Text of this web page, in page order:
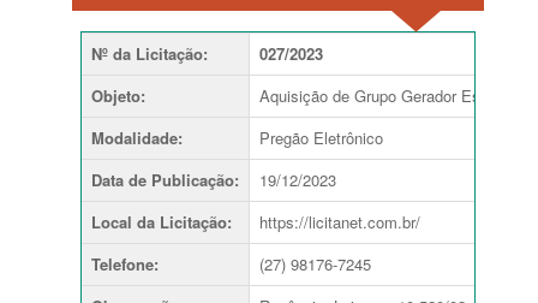
Nº da Licitação:
027/2023
Objeto:
Aquisição de Grupo Gerador
Modalidade:
Pregão Eletrônico
Data de Publicação:
19/12/2023
Local da Licitação:
https://licitanet.com.br/
Telefone:
(27) 98176-7245